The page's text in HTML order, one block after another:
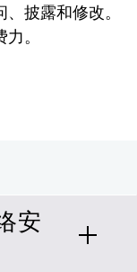
披露和修改。
。
安